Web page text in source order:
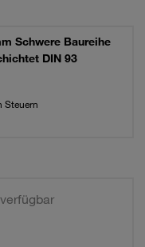
Schwere Baureihe
DIN 93
Steuern